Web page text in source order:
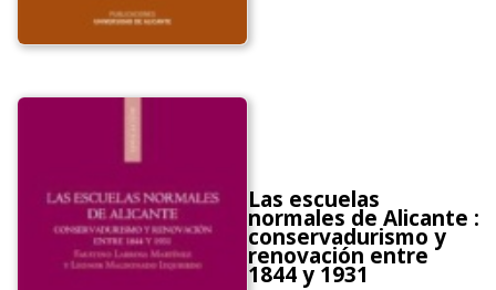
Las escuelas
normales de Alicante :
conservadurismo y
renovación entre
1844 y 1931